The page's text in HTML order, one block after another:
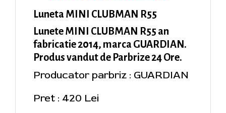
Luneta MINI CLUBMAN R55
Lunete MINI CLUBMAN R55 an
fabricatie 2014, marca GUARDIAN.
Produs vandut de Parbrize 24 Ore.
Producator parbriz : GUARDIAN
Pret : 420 Lei